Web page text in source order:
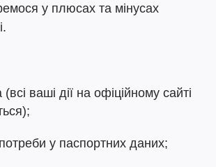
у плюсах та мінусах
(всі ваші дії на офіційному сайті
у паспортних даних;